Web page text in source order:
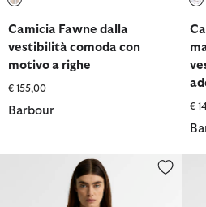
Camicia Fawne dalla
vestibilità comoda con
motivo a righe
€ 155,00
Barbour €
Camicia Ravenshill con taglio